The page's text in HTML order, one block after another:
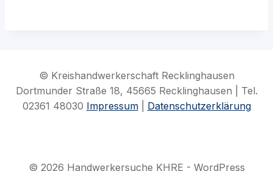
© Kreishandwerkerschaft Recklinghausen
Dortmunder Straße 18, 45665 Recklinghausen | Tel.
02361 48030 Impressum| Datenschutzerklärung
© 2026 Handwerkersuche KHRE - WordPress